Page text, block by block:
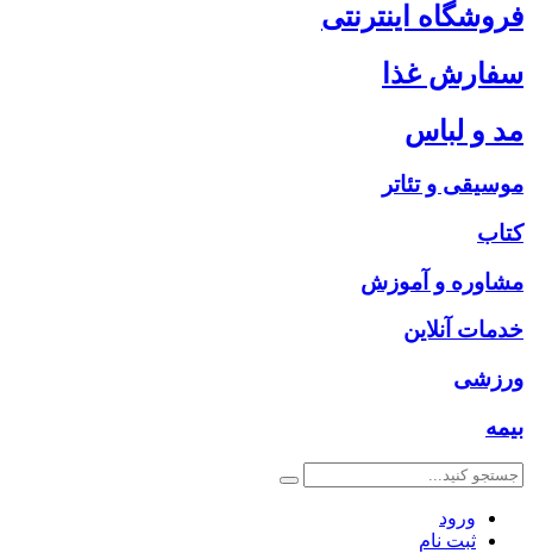
فروشگاه اینترنتی
سفارش غذا
مد و لباس
موسیقی و تئاتر
کتاب
مشاوره و آموزش
خدمات آنلاین
ورزشی
بیمه
ورود
ثبت نام